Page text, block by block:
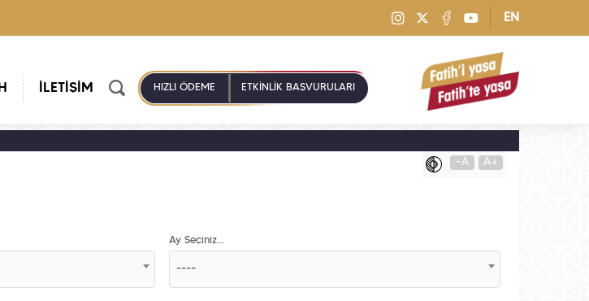
EN
İLETİŞİM HIZLI ÖDEME ETKİNLİK BAŞVURULARI
-A A+
Ay Seçiniz...
----